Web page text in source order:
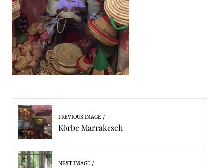
PREVIOUS IMAGE
Körbe Marrakesch
NEXT IMAGE